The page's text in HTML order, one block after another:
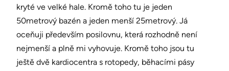
kryté ve velké hale. Kromě toho tu je jeden
50metrový bazén a jeden menší 25metrový. Já
oceňuji především posilovnu, která rozhodně není
nejmenší a plně mi vyhovuje. Kromě toho jsou tu
ještě dvě kardiocentra s rotopedy, běhacími pásy